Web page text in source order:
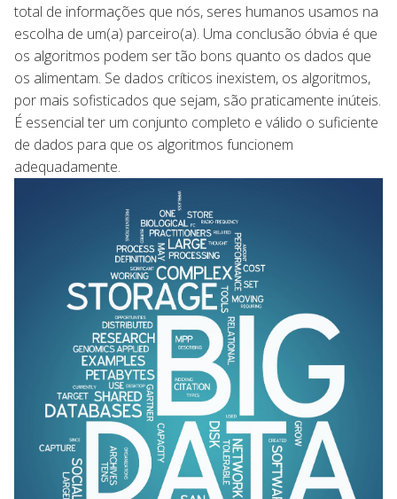
total de informações que nós, seres humanos usamos na
escolha de um(a) parceiro(a). Uma conclusão óbvia é que
os algoritmos podem ser tão bons quanto os dados que
os alimentam. Se dados críticos inexistem, os algoritmos,
por mais sofisticados que sejam, são praticamente inúteis.
É essencial ter um conjunto completo e válido o suficiente
de dados para que os algoritmos funcionem
adequadamente.